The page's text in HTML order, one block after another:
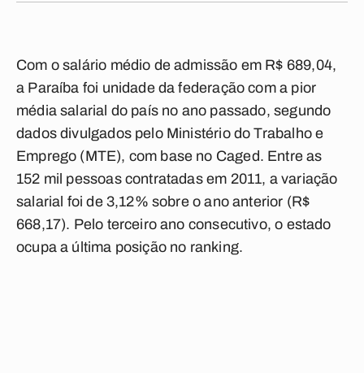
Com o salário médio de admissão em R$ 689,04,
a Paraíba foi unidade da federação com a pior
média salarial do país no ano passado, segundo
dados divulgados pelo Ministério do Trabalho e
Emprego (MTE), com base no Caged. Entre as
152 mil pessoas contratadas em 2011, a variação
salarial foi de 3,12% sobre o ano anterior (R$
668,17). Pelo terceiro ano consecutivo, o estado
ocupa a última posição no ranking.